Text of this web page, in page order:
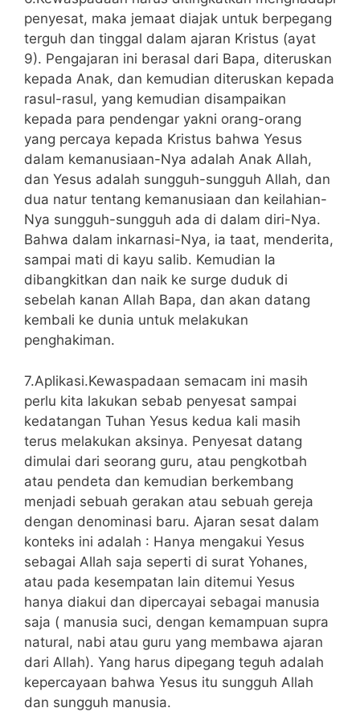
penyesat, maka jemaat diajak untuk berpegang
terguh dan tinggal dalam ajaran Kristus (ayat
9). Pengajaran ini berasal dari Bapa, diteruskan
kepada Anak, dan kemudian diteruskan kepada
rasul-rasul, yang kemudian disampaikan
kepada para pendengar yakni orang-orang
yang percaya kepada Kristus bahwa Yesus
dalam kemanusiaan-Nya adalah Anak Allah,
dan Yesus adalah sungguh-sungguh Allah, dan
dua natur tentang kemanusiaan dan keilahian-
Nya sungguh-sungguh ada di dalam diri-Nya.
Bahwa dalam inkarnasi-Nya, ia taat, menderita,
sampai mati di kayu salib. Kemudian Ia
dibangkitkan dan naik ke surge duduk di
sebelah kanan Allah Bapa, dan akan datang
kembali ke dunia untuk melakukan
penghakiman.
7.Aplikasi.Kewaspadaan semacam ini masih
perlu kita lakukan sebab penyesat sampai
kedatangan Tuhan Yesus kedua kali masih
terus melakukan aksinya. Penyesat datang
dimulai dari seorang guru, atau pengkotbah
atau pendeta dan kemudian berkembang
menjadi sebuah gerakan atau sebuah gereja
dengan denominasi baru. Ajaran sesat dalam
konteks ini adalah : Hanya mengakui Yesus
sebagai Allah saja seperti di surat Yohanes,
atau pada kesempatan lain ditemui Yesus
hanya diakui dan dipercayai sebagai manusia
saja ( manusia suci, dengan kemampuan supra
natural, nabi atau guru yang membawa ajaran
dari Allah). Yang harus dipegang teguh adalah
kepercayaan bahwa Yesus itu sungguh Allah
dan sungguh manusia.